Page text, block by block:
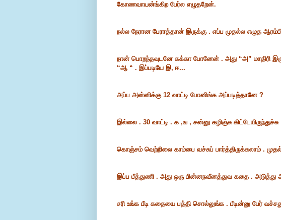
கோணவாயன்ங்கிற பேர்ல எழுதறேன்.
நல்ல நேரான பேராத்தான் இருக்கு . எப்ப முதல்ல எழுத
நான் பொறந்தவுடனே கக்கா போனேன் . அது “அ” மாதிரி
“ஆ “ . இப்படியே இ, ஈ...
அப்ப அன்னிக்கு 12 வாட்டி போனிங்க அப்படித்தானே ?
இல்லை . 30 வாட்டி . க ,ங , சன்னு கழிஞ்சு கிட்டேயிருந்துச்சு
கொஞ்சம் வெற்றிலை காம்பை வச்சுப் பார்த்திருக்கலாம் .
இப்ப பீத்துணி . அது ஒரு பின்னநவீனத்துவ கதை .
சரி உங்க பீடி கதையை பத்தி சொல்லுங்க . பீடின்னு பேர்